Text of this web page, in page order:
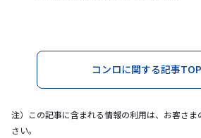
コンロに関する記事
注）この記事に含まれる情報の利用は、お客さ
さい。